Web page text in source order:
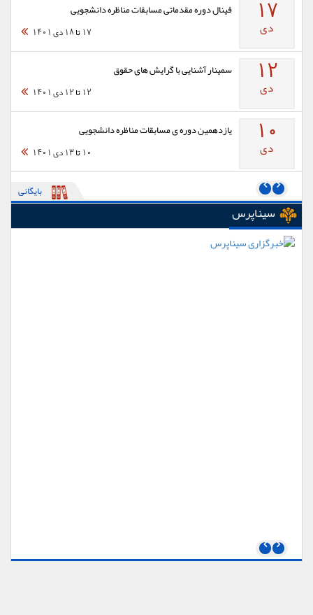
17
دی
فینال دوره مقدماتی مسابقات مناظره دانشجویی
17تا
12
دی
سمينار آشنايی با گرايش های حقوق
12تا
10
دی
یازدهمین دوره ی مسابقات مناظره دانشجویی
10تا
بایگانی
سیناپرس